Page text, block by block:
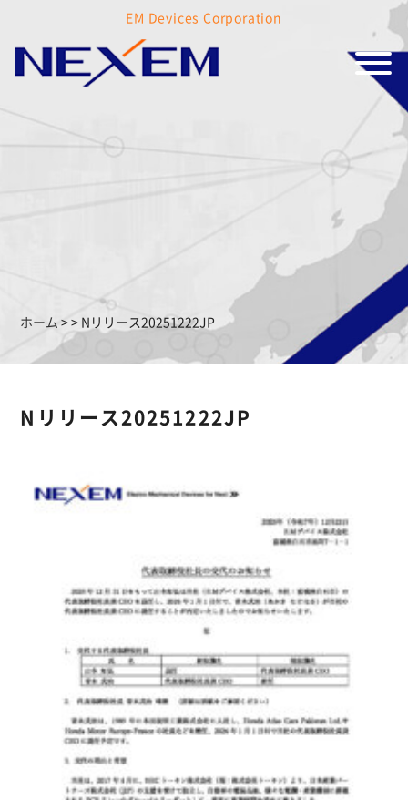
EM Devices Corporation
ホーム >> Nリリース20251222JP
Nリリース20251222JP